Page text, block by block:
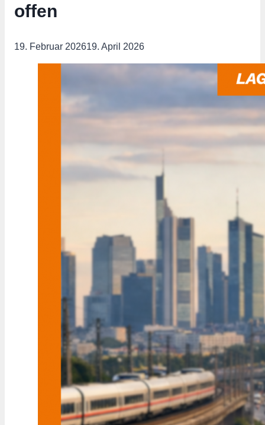
offen
19. Februar 202619. April 2026